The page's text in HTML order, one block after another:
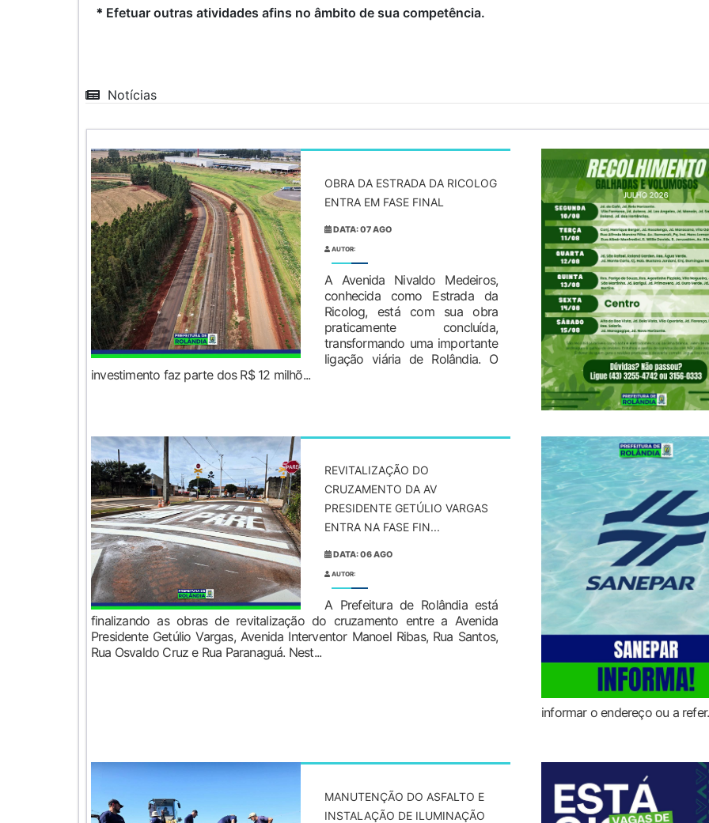
* Efetuar outras atividades afins no âmbito de sua competência.
Notícias
OBRA DA ESTRADA DA RICOLOG
ENTRA EM FASE FINAL
DATA: 07 AGO
AUTOR:
A Avenida Nivaldo Medeiros,
conhecida como Estrada da
Ricolog, está com sua obra
praticamente concluída,
transformando uma importante
ligação viária de Rolândia. O
investimento faz parte dos R$ 12 milhõ...
REVITALIZAÇÃO DO
CRUZAMENTO DA AV
PRESIDENTE GETÚLIO VARGAS
ENTRA NA FASE FIN...
DATA: 06 AGO
AUTOR:
A Prefeitura de Rolândia está
finalizando as obras de revitalização do cruzamento entre a Avenida
Presidente Getúlio Vargas, Avenida Interventor Manoel Ribas, Rua Santos,
Rua Osvaldo Cruz e Rua Paranaguá. Nest...
informar o endereço ou a
MANUTENÇÃO DO ASFALTO E
INSTALAÇÃO DE ILUMINAÇÃO